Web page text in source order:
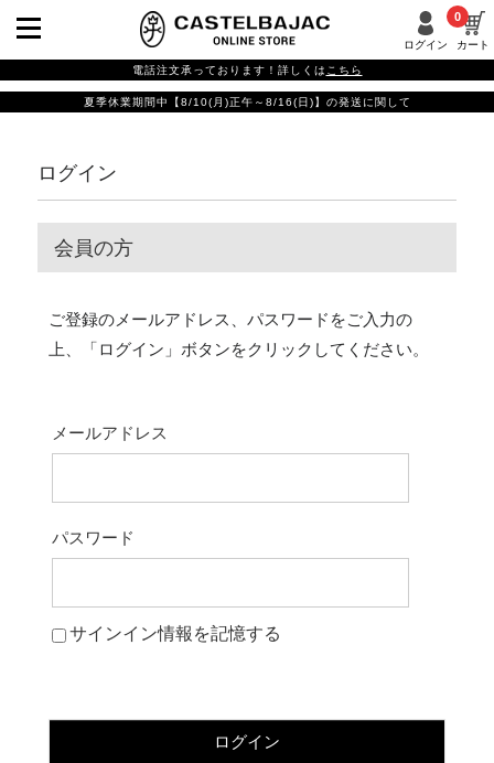
ログイン カート
0
電話注文承っております！詳しくは こちら
夏季休業期間中【8/10(月)正午～8/16(日)】の発送に関して
ログイン
会員の方
ご登録のメールアドレス、パスワードをご入力の
上、「ログイン」ボタンをクリックしてください。
メールアドレス
パスワード
サインイン情報を記憶する
ログイン